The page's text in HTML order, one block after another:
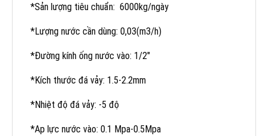
*Sản lượng tiêu chuẩn: 6000kg/ngày
*Lượng nước cần dùng: 0,03(m3/h)
*Đường kính ống nước vào: 1/2″
*Kích thước đá vảy: 1.5-2.2mm
*Nhiệt độ đá vảy: -5 độ
*Ap lực nước vào: 0.1 Mpa-0.5Mpa